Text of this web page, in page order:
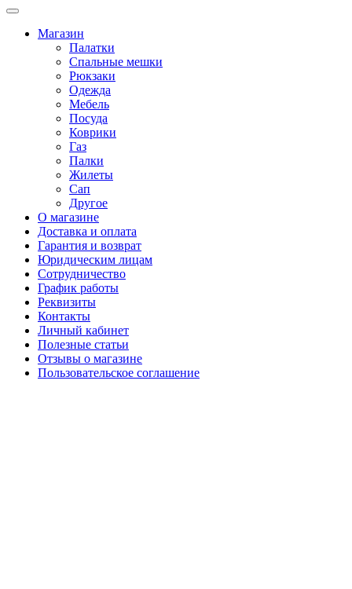
Магазин
Палатки
Спальные мешки
Рюкзаки
Одежда
Мебель
Посуда
Коврики
Газ
Палки
Жилеты
Сап
Другое
О магазине
Доставка и оплата
Гарантия и возврат
Юридическим лицам
Сотрудничество
График работы
Реквизиты
Контакты
Личный кабинет
Полезные статьи
Отзывы о магазине
Пользовательское соглашение